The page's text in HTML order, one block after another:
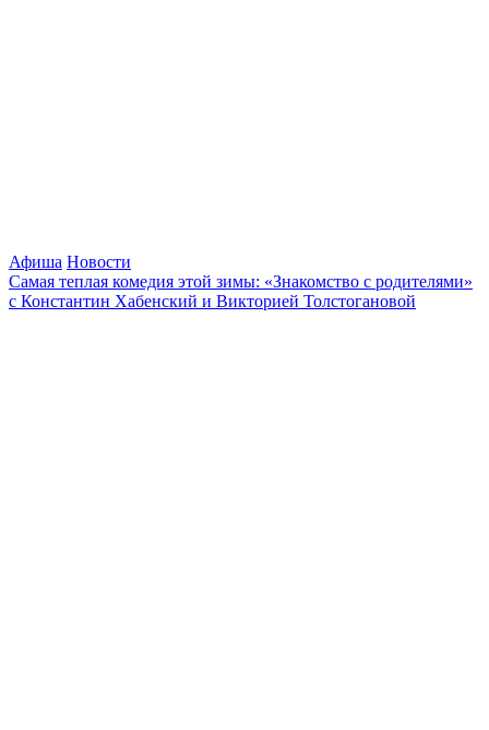
Афиша Новости
Самая теплая комедия этой зимы: «Знакомство с родителями»
с Константин Хабенский и Викторией Толстогановой